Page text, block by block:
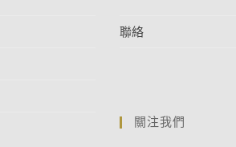
聯絡
關注我們